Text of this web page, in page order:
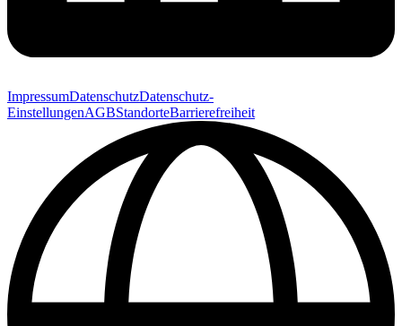
ImpressumDatenschutzDatenschutz-
EinstellungenAGBStandorteBarrierefreiheit